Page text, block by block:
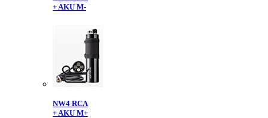
+ AKU M-
NW4 RCA
+ AKU M+